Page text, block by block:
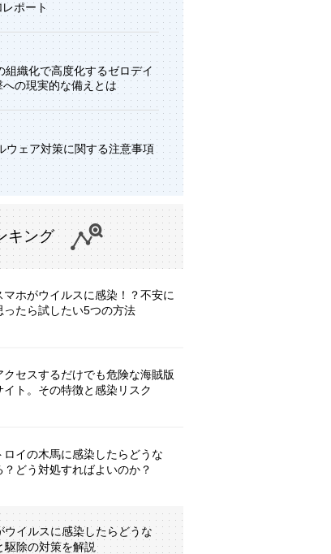
ポート
組織化で高度化するゼロデイ
の現実的な備えとは
ウェア対策に関する注意事項
キング
マホがウイルスに感染！？不安に
ったら試したい5つの方法
クセスするだけでも危険な海賊版
イト。その特徴と感染リスク
ロイの木馬に感染したらどうな
？どう対処すればよいのか？
ウイルスに感染したらどうな
駆除の対策を解説